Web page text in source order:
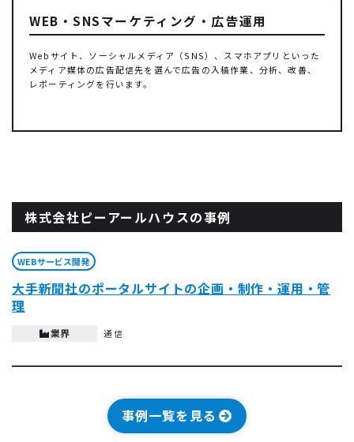
WEB・SNSマーケティング・広告運用
Webサイト、ソーシャルメディア（SNS）、スマホアプリといった
メディア媒体の広告配信先を選んで広告の入稿作業、分析、改善、
レポーティングを行います。
株式会社ピーアールハウスの事例
WEBサービス開発
大手新聞社のポータルサイトの企画・制作・運用・管
理
業界 通信
事例一覧を見る